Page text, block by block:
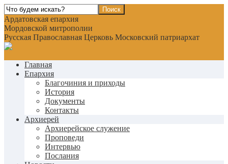
Ардатовская епархия
Мордовской митрополии
Русская Православная Церковь Московский патриархат
Главная
Епархия
Благочиния и приходы
История
Документы
Контакты
Архиерей
Архиерейское служение
Проповеди
Интервью
Послания